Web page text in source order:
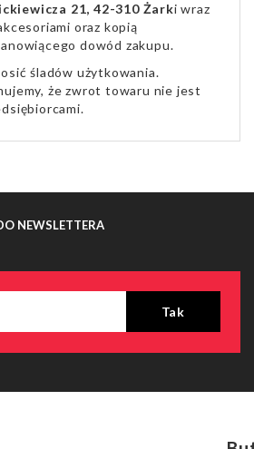
21, 42-310 Żarki wraz
oraz kopią
dowód zakupu.
śladów użytkowania.
że zwrot towaru nie jest
NEWSLETTERA